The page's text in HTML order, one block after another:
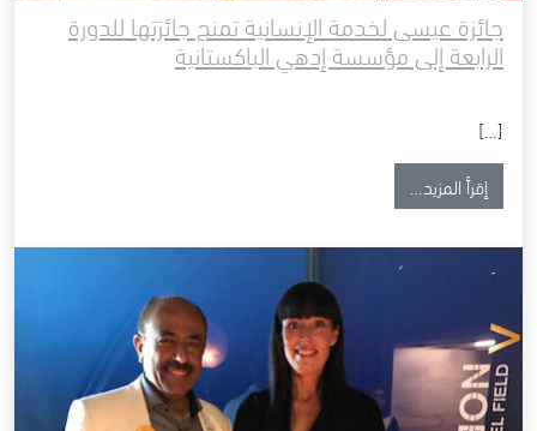
جائزة عيسى لخدمة الإنسانية تمنح جائزتها للدورة
الرابعة إلى مؤسسة إدهي الباكستانية
[…]
إقرأ المزيد…from جائزة عيسى لخدمة الإنسانية تمنح جائزتها للدورة الرابعة إلى مؤسسة إدهي الباكستانية